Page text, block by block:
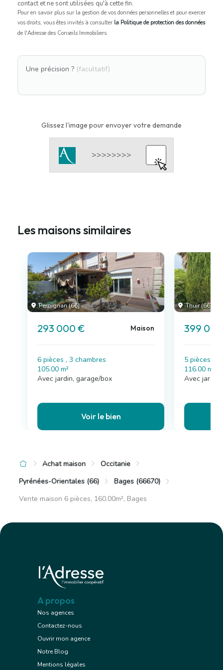
contact et ne sont utilisées qu'à cette fin.
Pour en savoir plus sur la gestion de vos données personnelles et pour exercer
vos droits, vous êtes invités à consulter la Politique de protection des données
de l'Adresse des Conseils Immobiliers.
Une précision ? (facultatif)
Glissez l'image pour envoyer votre demande
Les maisons similaires
Perpignan (66)
293 000 € Maison
6 pièces , 3 chambres
105.00 m²
Avec jardin, garage/box
Voir le bien
Thuir (66)
399
5 pièces , 3
116.00 m²
Avec
Achat maison
Occitanie
Pyrénées-Orientales (66)
Bages (66670)
Vente maison 6 pièces, 160.00m², Bages
A propos
Nos agences
Contactez-nous
Ouvrir mon agence
Notre Blog
Mentions légales